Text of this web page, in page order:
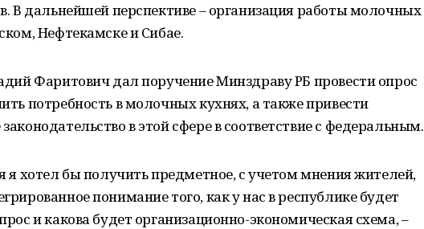
В дальнейшей перспективе – организация работы молочных
Нефтекамске и Сибае.
Фаритович дал поручение Минздраву РБ провести опрос
потребность в молочных кухнях, а также привести
в этой сфере в соответствие с федеральным.
я хотел бы получить предметное, с учетом мнения жителей,
понимание того, как у нас в республике будет
и какова будет организационно-экономическая схема, –